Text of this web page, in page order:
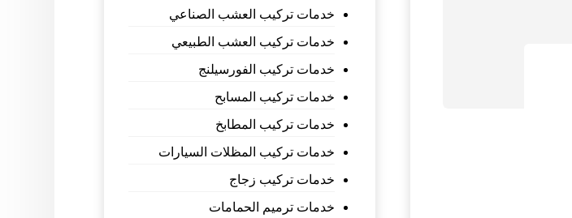
خدمات تركيب العشب الصناعي
خدمات تركيب العشب الطبيعي
خدمات تركيب الفورسيلنج
خدمات تركيب المسابح
خدمات تركيب المطابخ
خدمات تركيب المظلات السيارات
خدمات تركيب زجاج
خدمات ترميم الحمامات